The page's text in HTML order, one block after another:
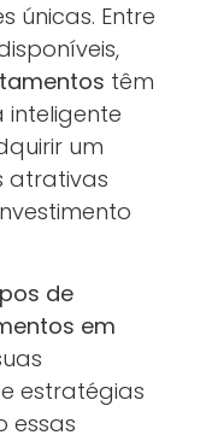
únicas. Entre
têm
um
atrativas
de
em
estratégias
essas